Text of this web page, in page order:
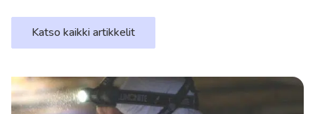
Katso kaikki artikkelit